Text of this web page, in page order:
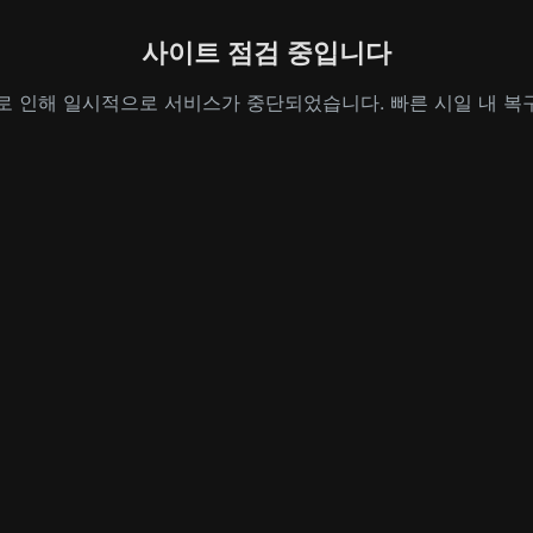
사이트 점검 중입니다
인해 일시적으로 서비스가 중단되었습니다. 빠른 시일 내 복